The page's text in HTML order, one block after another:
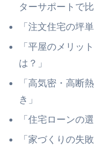
ターサポートで比
「注文住宅の坪
「平屋のメリッ
は？」
「高気密・高断
き」
「住宅ローンの
「家づくりの失